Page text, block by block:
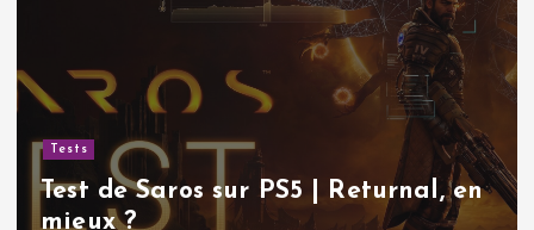
Tests
Test de Saros sur PS5 | Returnal, en
mieux ?